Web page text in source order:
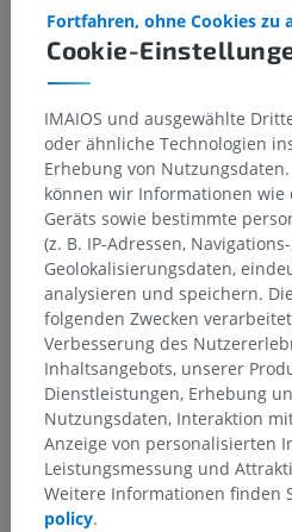
Cookie-
Fortfahren, ohne Cookies zu
IMAIOS und ausgewählte
oder ähnliche Technologien
Erhebung von
können wir Informationen wie
Geräts sowie bestimmte
(z. B. IP-Adressen,
Geolokalisierungsdaten,
analysieren und speichern.
folgenden Zwecken
Verbesserung des
Inhaltsangebots, unserer
Dienstleistungen, Erhebung
Nutzungsdaten, Interaktion
Anzeige von personalisierten
Leistungsmessung und
Weitere Informationen finden
policy.